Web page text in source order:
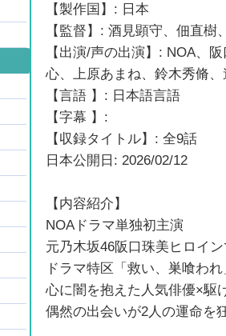
【製作国】: 日本
【監督】: 酒見顕守、佃直樹
【出演/声の出演】: NOA、
心、上原あまね、鈴木秀脩
【言語 】: 日本語言語
【字幕 】:
【収録タイトル】: 全9話
日本公開日: 2026/02/12
【内容紹介】
NOAドラマ単独初主演
元乃木坂46阪口珠美ヒロイ
ドラマ特区「救い、巣喰われ
心に闇を抱えた人気俳優×駆
偶然の出会いが2人の運命を